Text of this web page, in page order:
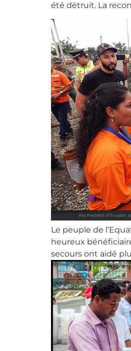
été détruit. La
Le peuple de
heureux
secours ont aidé